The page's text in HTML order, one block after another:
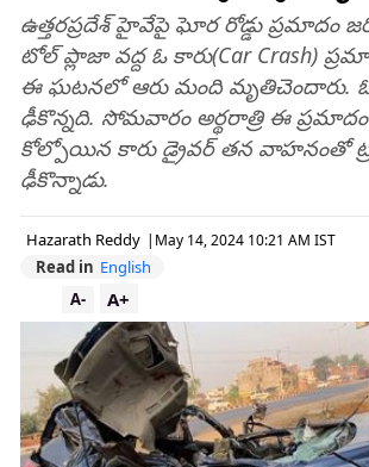
ఉత్త‌ర‌ప్ర‌దేశ్ హైవేపై ఘోర రోడ్డు ప్ర‌మాదం
టోల్ ప్లాజా వ‌ద్ద ఓ కారు(Car Crash)
ఈ ఘ‌ట‌న‌లో ఆరు మంది మృతిచెందారు. ఓ
ఢీకొన్న‌ది. సోమ‌వారం అర్థ‌రాత్రి ఈ ప్ర‌మాదం
కోల్పోయిన కారు డ్రైవ‌ర్ త‌న వాహ‌నంతో
ఢీకొన్నాడు.
Hazarath Reddy | May 14, 2024 10:21 AM IST
Read in English
A+
A-